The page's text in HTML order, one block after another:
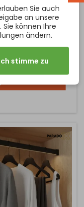
/ EICHE LACKIERT -
SCHWARZ
Der exklusive
LOREN
naturbelassene,
Eiche mit einem
schwarzen
aus Zamak-
Diese zeitlose
ein einzigartiges
Touch, das
Interieurs
Dank der kompakten
und stabilen...
Preis
48,00 €
Sie auch
an unsere
können Ihre
ändern.
stimme zu